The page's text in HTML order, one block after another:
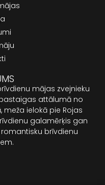
mājas zvejnieku
attālumā no
meža ielokā pie Rojas
galamērķis gan
brīvdienu